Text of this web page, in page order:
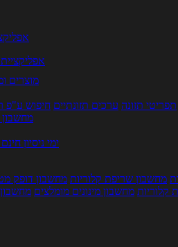
מוצרים
תפריטי תזונה ערכים תזונתיים חיפוש ע"פ
מחשבון
5 ימי ניסיון
מחשבון שריפת קלוריות מחשבון דופק
קלוריות מחשבון מינונים מומלצים